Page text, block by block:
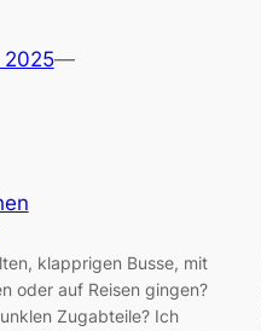
2025—
klapprigen Busse, mit
oder auf Reisen gingen?
Zugabteile? Ich